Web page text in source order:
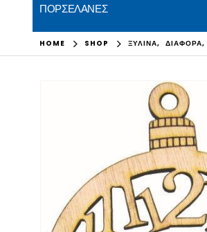
ΠΟΡΣΕΛΑΝΕΣ
HOME SHOP ΞΥΛΙΝΑ, ΔΙΑΦΟΡΑ,